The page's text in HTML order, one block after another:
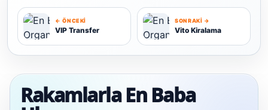
← ÖNCEKI
VIP Transfer
SONRAKI →
Vito Kiralama
Rakamlarla En Baba